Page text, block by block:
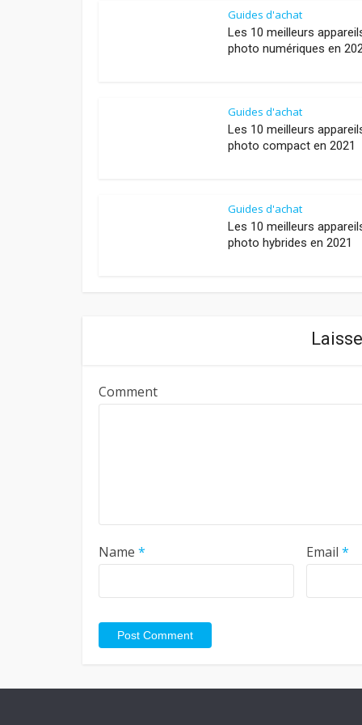
Guides d'achat
Les 10 meilleurs
photo numériques en
Guides d'achat
Les 10 meilleurs
photo compact en 2021
Guides d'achat
Les 10 meilleurs
photo hybrides en 2021
Comment
Name * Email *